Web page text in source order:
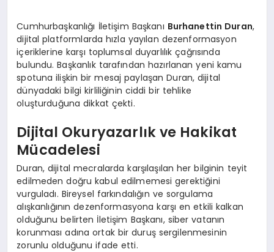
Cumhurbaşkanlığı İletişim Başkanı Burhanettin Duran,
dijital platformlarda hızla yayılan dezenformasyon
içeriklerine karşı toplumsal duyarlılık çağrısında
bulundu. Başkanlık tarafından hazırlanan yeni kamu
spotuna ilişkin bir mesaj paylaşan Duran, dijital
dünyadaki bilgi kirliliğinin ciddi bir tehlike
oluşturduğuna dikkat çekti.
Dijital Okuryazarlık ve Hakikat
Mücadelesi
Duran, dijital mecralarda karşılaşılan her bilginin teyit
edilmeden doğru kabul edilmemesi gerektiğini
vurguladı. Bireysel farkındalığın ve sorgulama
alışkanlığının dezenformasyona karşı en etkili kalkan
olduğunu belirten İletişim Başkanı, siber vatanın
korunması adına ortak bir duruş sergilenmesinin
zorunlu olduğunu ifade etti.